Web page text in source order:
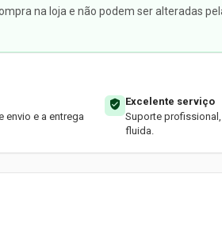
na loja e não podem ser alteradas
envio e a entrega
Excelente serviço
Suporte
fluida.